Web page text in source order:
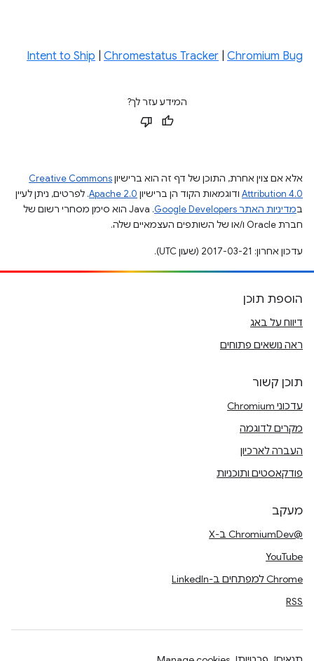
Intent to Ship Chromestatus Tracker Chromium Bug
המידע עזר לך?
אלא אם צוין אחרת, התוכן של דף זה הוא ברישיוןCreative Commons
Attribution 4.0 ודוגמאות הקוד הן ברישיון Apache 2.0. לפרטים, ניתן לעיין
במדיניות האתר Google Developers‏
.‏ Java הוא סימן מסחרי רשום של
חברת Oracle ו/או של השותפים העצמאיים שלה.
עדכון אחרון: 2017-03-21 (שעון UTC).
הוספת תוכן
דיווח על באג
ראה נושאים פתוחים
תוכן קשור
עדכוני Chromium
מקרים לדוגמה
העברה לארכיון
פודקאסטים ותוכניות
מעקב
@ChromiumDev ב-X
YouTube
Chrome למפתחים ב-LinkedIn
RSS